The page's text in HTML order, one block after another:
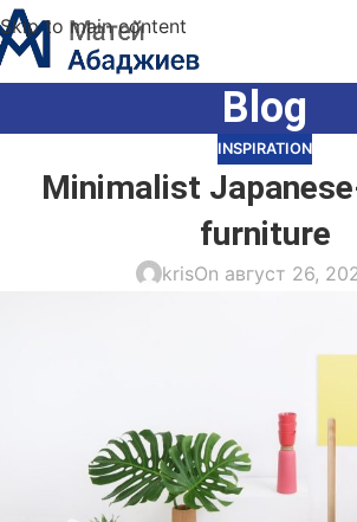
Skip to main content
Blog
INSPIRATION
Minimalist
furniture
krisOn август 26,